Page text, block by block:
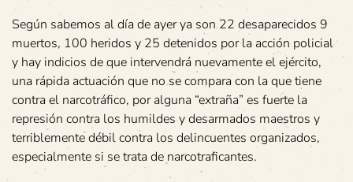
Según sabemos al día de ayer ya son 22 desaparecidos 9
muertos, 100 heridos y 25 detenidos por la acción policial
y hay indicios de que intervendrá nuevamente el ejército,
una rápida actuación que no se compara con la que tiene
contra el narcotráfico, por alguna “extraña” es fuerte la
represión contra los humildes y desarmados maestros y
terriblemente débil contra los delincuentes organizados,
especialmente si se trata de narcotraficantes.